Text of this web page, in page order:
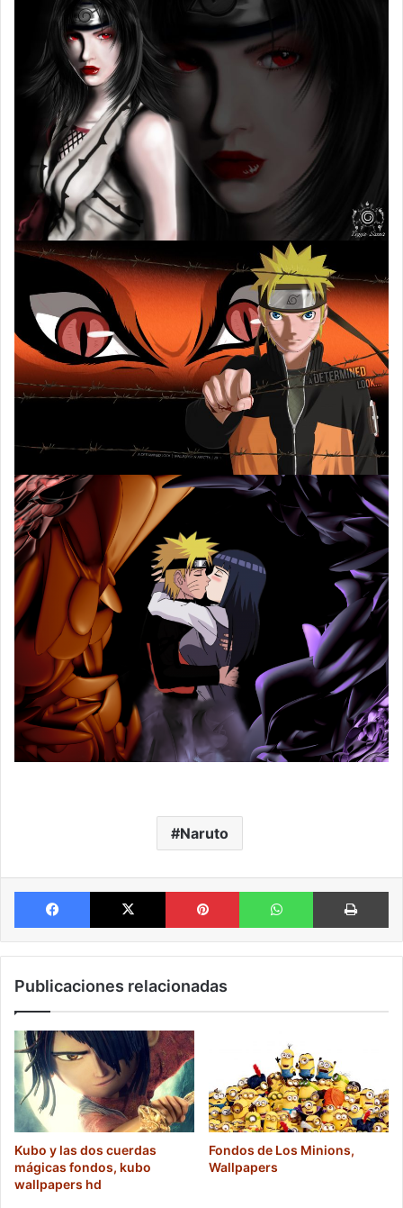
Naruto
Facebook X Pinterest WhatsApp
Publicaciones relacionadas
Kubo y las dos cuerdas
mágicas fondos, kubo
wallpapers hd
Fondos de Los Minions,
Wallpapers